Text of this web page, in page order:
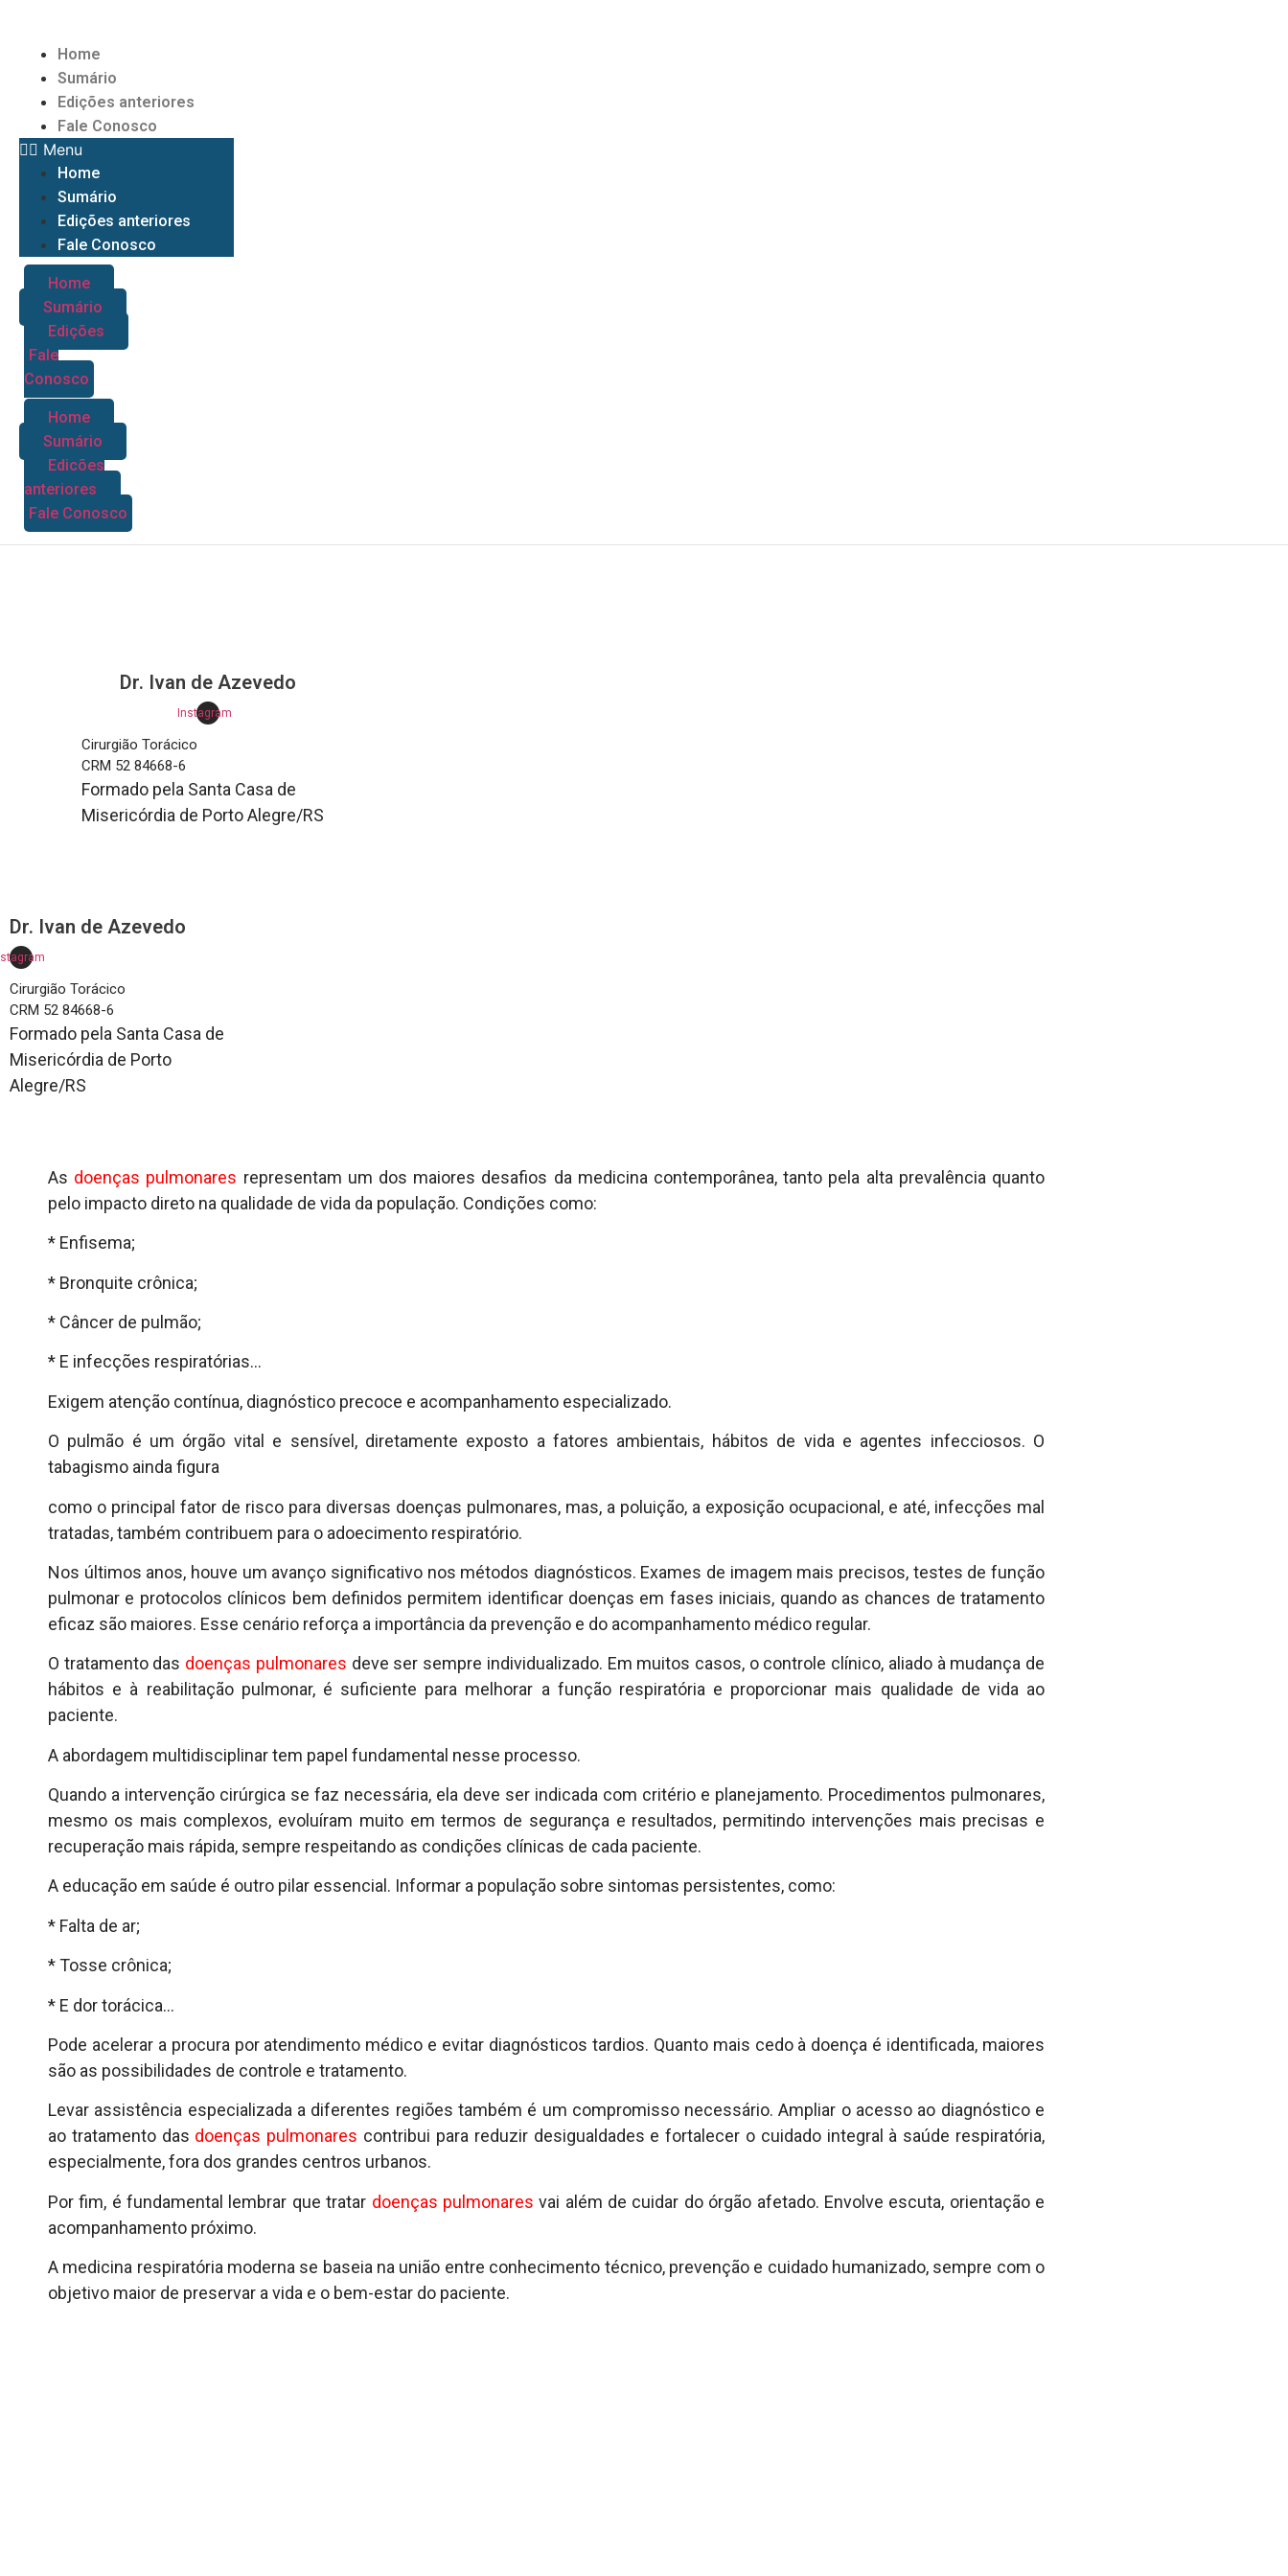
Home
Sumário
Edições anteriores
Fale Conosco
Menu
Home
Sumário
Edições anteriores
Fale Conosco
Home
Sumário
Edições
Fale
Conosco
Home
Sumário
Edições
anteriores
Fale Conosco
Dr. Ivan de Azevedo​
Instagram
Cirurgião Torácico
CRM 52 84668-6
Formado pela Santa Casa de
Misericórdia de Porto Alegre/RS
Dr. Ivan de Azevedo
Cirurgião Torácico
CRM 52 84668-6
Formado pela Santa Casa de
Misericórdia de Porto
Alegre/RS
As doenças pulmonares representam um dos maiores desafios da medicina contemporânea, tanto pela alta prevalência quanto
pelo impacto direto na qualidade de vida da população. Condições como:
* Enfisema;
* Bronquite crônica;
* Câncer de pulmão;
* E infecções respiratórias…
Exigem atenção contínua, diagnóstico precoce e acompanhamento especializado.
O pulmão é um órgão vital e sensível, diretamente exposto a fatores ambientais, hábitos de vida e agentes infecciosos. O
tabagismo ainda figura
como o principal fator de risco para diversas doenças pulmonares, mas, a poluição, a exposição ocupacional, e até, infecções mal
tratadas, também contribuem para o adoecimento respiratório.
Nos últimos anos, houve um avanço significativo nos métodos diagnósticos. Exames de imagem mais precisos, testes de função
pulmonar e protocolos clínicos bem definidos permitem identificar doenças em fases iniciais, quando as chances de tratamento
eficaz são maiores. Esse cenário reforça a importância da prevenção e do acompanhamento médico regular.
O tratamento das doenças pulmonares deve ser sempre individualizado. Em muitos casos, o controle clínico, aliado à mudança de
hábitos e à reabilitação pulmonar, é suficiente para melhorar a função respiratória e proporcionar mais qualidade de vida ao
paciente.
A abordagem multidisciplinar tem papel fundamental nesse processo.
Quando a intervenção cirúrgica se faz necessária, ela deve ser indicada com critério e planejamento. Procedimentos pulmonares,
mesmo os mais complexos, evoluíram muito em termos de segurança e resultados, permitindo intervenções mais precisas e
recuperação mais rápida, sempre respeitando as condições clínicas de cada paciente.
A educação em saúde é outro pilar essencial. Informar a população sobre sintomas persistentes, como:
* Falta de ar;
* Tosse crônica;
* E dor torácica…
Pode acelerar a procura por atendimento médico e evitar diagnósticos tardios. Quanto mais cedo à doença é identificada, maiores
são as possibilidades de controle e tratamento.
Levar assistência especializada a diferentes regiões também é um compromisso necessário. Ampliar o acesso ao diagnóstico e
ao tratamento das doenças pulmonares contribui para reduzir desigualdades e fortalecer o cuidado integral à saúde respiratória,
especialmente, fora dos grandes centros urbanos.
Por fim, é fundamental lembrar que tratar doenças pulmonares vai além de cuidar do órgão afetado. Envolve escuta, orientação e
acompanhamento próximo.
A medicina respiratória moderna se baseia na união entre conhecimento técnico, prevenção e cuidado humanizado, sempre com o
objetivo maior de preservar a vida e o bem-estar do paciente.